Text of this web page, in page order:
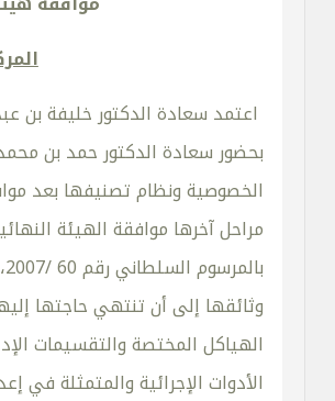
اعتمد سعادة الدكتور خليفة بن
بحضور سعادة الدكتور حمد بن
الخصوصية ونظام تصنيفها بعد
مراحل آخرها موافقة الهيئة
وثائقها إلى أن تنتهي حاجتها
الهياكل المختصة والتقسيمات
الأدوات الإجرائية والمتمثلة